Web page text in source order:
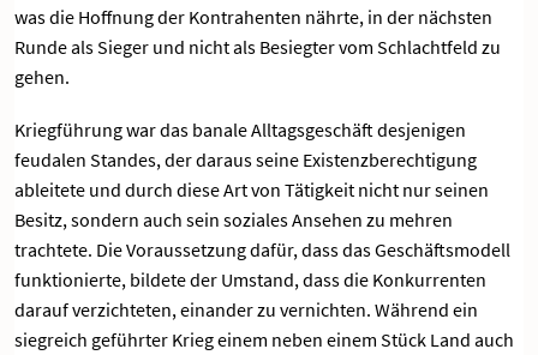
was die Hoffnung der Kontrahenten nährte, in der nächsten
Runde als Sieger und nicht als Besiegter vom Schlachtfeld zu
gehen.
Kriegführung war das banale Alltagsgeschäft desjenigen
feudalen Standes, der daraus seine Existenzberechtigung
ableitete und durch diese Art von Tätigkeit nicht nur seinen
Besitz, sondern auch sein soziales Ansehen zu mehren
trachtete. Die Voraussetzung dafür, dass das Geschäftsmodell
funktionierte, bildete der Umstand, dass die Konkurrenten
darauf verzichteten, einander zu vernichten. Während ein
siegreich geführter Krieg einem neben einem Stück Land auch